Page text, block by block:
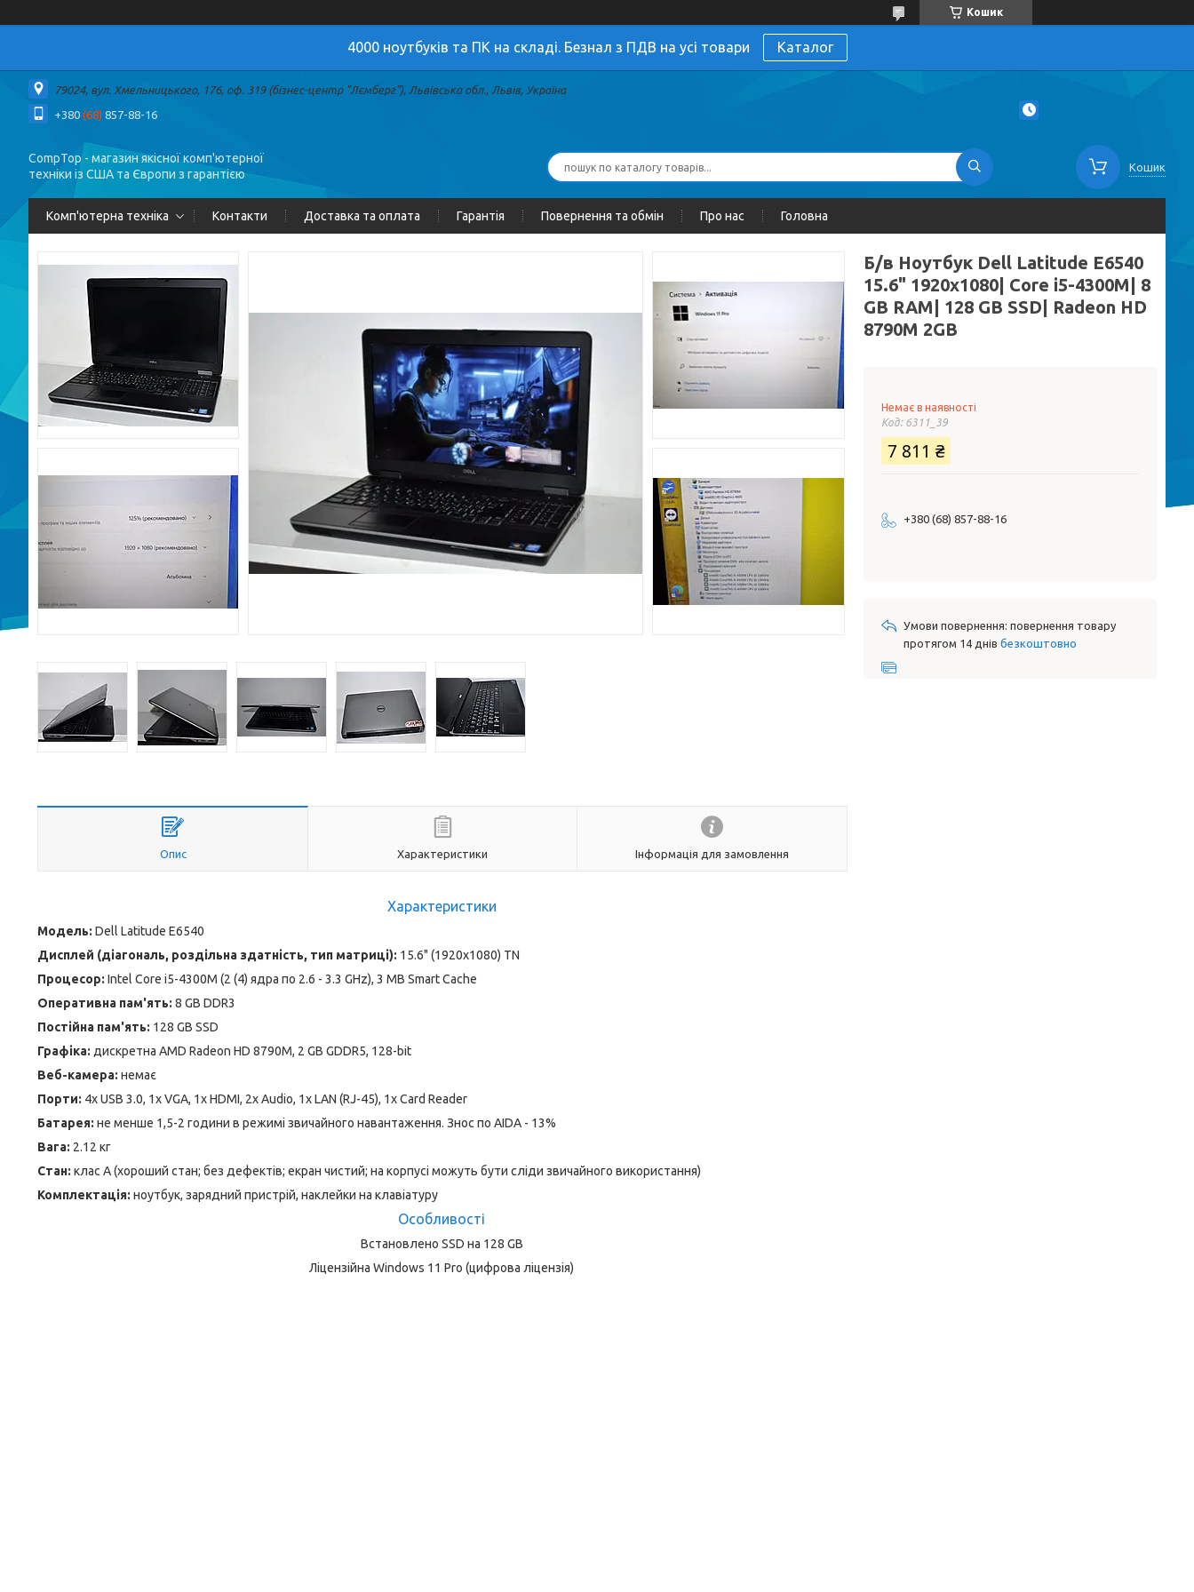
Кошик
4000 ноутбуків та ПК на складі. Безнал з ПДВ на усі товари Каталог
79024, вул. Хмельницького, 176, оф. 319 (бізнес-центр "Лємберг"), Львівська обл., Львів, Україна
+380 (68) 857-88-16
CompTop - магазин якісної комп'ютерної
техніки із США та Європи з гарантією
Кошик
Комп'ютерна техніка Контакти Доставка та оплата Гарантія Повернення та обмін Про нас Головна
Опис Характеристики Інформація для замовлення
Характеристики
Модель: Dell Latitude E6540
Дисплей (діагональ, роздільна здатність, тип матриці): 15.6" (1920x1080) TN
Процесор: Intel Core i5-4300M (2 (4) ядра по 2.6 - 3.3 GHz), 3 MB Smart Cache
Оперативна пам'ять: 8 GB DDR3
Постійна пам'ять: 128 GB SSD
Графіка: дискретна AMD Radeon HD 8790M, 2 GB GDDR5, 128-bit
Веб-камера: немає
Порти: 4x USB 3.0, 1x VGA, 1x HDMI, 2x Audio, 1x LAN (RJ-45), 1x Card Reader
Батарея: не менше 1,5-2 години в режимі звичайного навантаження. Знос по AIDA - 13%
Вага: 2.12 кг
Стан: клас А (хороший стан; без дефектів; екран чистий; на корпусі можуть бути сліди звичайного використання)
Комплектація: ноутбук, зарядний пристрій, наклейки на клавіатуру
Особливості
Встановлено SSD на 128 GB
Ліцензійна Windows 11 Pro (цифрова ліцензія)
Б/в Ноутбук Dell Latitude E6540
15.6" 1920x1080| Core i5-4300M| 8
GB RAM| 128 GB SSD| Radeon HD
8790M 2GB
Немає в наявності
Код: 6311_39
7 811 ₴
+380 (68) 857-88-16
повернення товару
протягом 14 днів безкоштовно